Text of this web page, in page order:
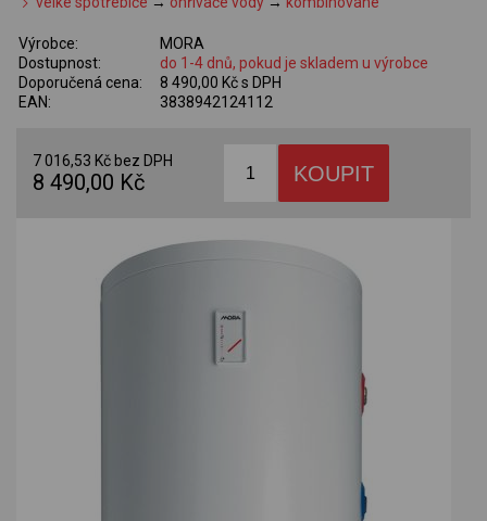
Výrobce:
MORA
Dostupnost:
do 1-4 dnů, pokud je skladem u výrobce
Doporučená cena:
8 490,00 Kč s DPH
EAN:
3838942124112
7 016,53 Kč bez DPH
8 490,00 Kč